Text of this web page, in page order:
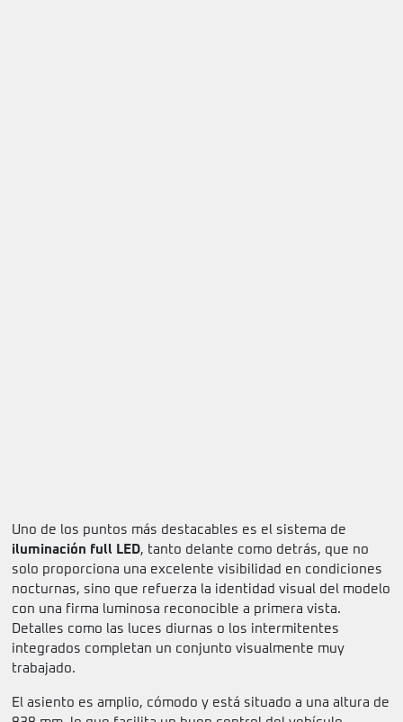
Uno de los puntos más destacables es el sistema de
iluminación full LED, tanto delante como detrás, que no
solo proporciona una excelente visibilidad en condiciones
nocturnas, sino que refuerza la identidad visual del modelo
con una firma luminosa reconocible a primera vista.
Detalles como las luces diurnas o los intermitentes
integrados completan un conjunto visualmente muy
trabajado.
El asiento es amplio, cómodo y está situado a una altura de